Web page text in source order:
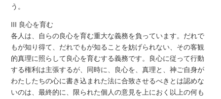
う。
III 良心を育む
各人は、自らの良心を育む重大な義務を負っています。だれで
もが知り得て、だれでもが知ることを妨げられない、その客観
的真理に照らして良心を育むする義務です。良心に従って行動
する権利は主張するが、同時に、良心を、真理と、神ご自身が
わたしたちの心に書き込まれた法に合致させるべきとは認めな
いのは、最終的に、限られた個人の意見を上におく以上の何も